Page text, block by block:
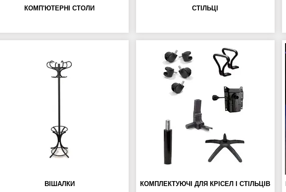
КОМП'ЮТЕРНІ СТОЛИ СТІЛЬЦІ
ВІШАЛКИ КОМПЛЕКТУЮЧІ ДЛЯ КРІСЕЛ І СТІЛЬЦІВ